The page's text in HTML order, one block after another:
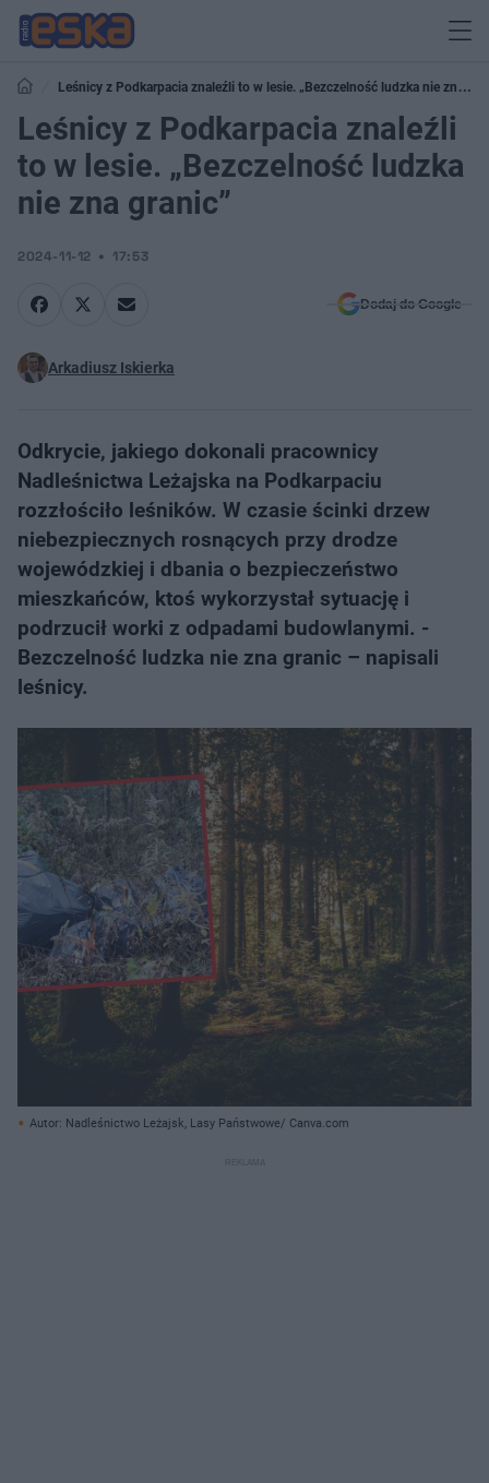
Leśnicy z Podkarpacia znaleźli to w lesie. „Bezczelność ludzka nie zna
granic”
Leśnicy z Podkarpacia znaleźli
to w lesie. „Bezczelność ludzka
nie zna granic”
2024-11-12 17:53
Dodaj do Google
Arkadiusz Iskierka
Odkrycie, jakiego dokonali pracownicy
Nadleśnictwa Leżajska na Podkarpaciu
rozzłościło leśników. W czasie ścinki drzew
niebezpiecznych rosnących przy drodze
wojewódzkiej i dbania o bezpieczeństwo
mieszkańców, ktoś wykorzystał sytuację i
podrzucił worki z odpadami budowlanymi. -
Bezczelność ludzka nie zna granic – napisali
leśnicy.
Autor: Nadleśnictwo Leżajsk, Lasy Państwowe/ Canva.com